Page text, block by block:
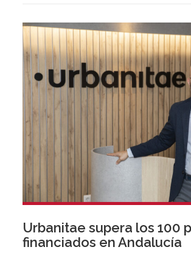
Urbanitae supera los 100
financiados en Andalucía